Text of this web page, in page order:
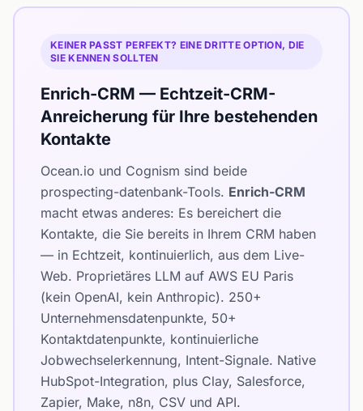
KEINER PASST PERFEKT? EINE DRITTE OPTION, DIE
SIE KENNEN SOLLTEN
Enrich-CRM — Echtzeit-CRM-
Anreicherung für Ihre bestehenden
Kontakte
Ocean.io und Cognism sind beide
prospecting-datenbank-Tools. Enrich-CRM
macht etwas anderes: Es bereichert die
Kontakte, die Sie bereits in Ihrem CRM haben
— in Echtzeit, kontinuierlich, aus dem Live-
Web. Proprietäres LLM auf AWS EU Paris
(kein OpenAI, kein Anthropic). 250+
Unternehmensdatenpunkte, 50+
Kontaktdatenpunkte, kontinuierliche
Jobwechselerkennung, Intent-Signale. Native
HubSpot-Integration, plus Clay, Salesforce,
Zapier, Make, n8n, CSV und API.